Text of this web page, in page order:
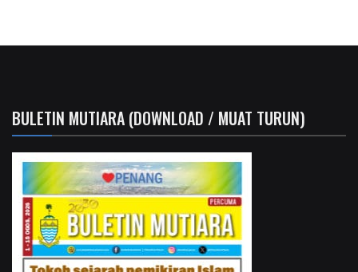
BULETIN MUTIARA (DOWNLOAD / MUAT TURUN)